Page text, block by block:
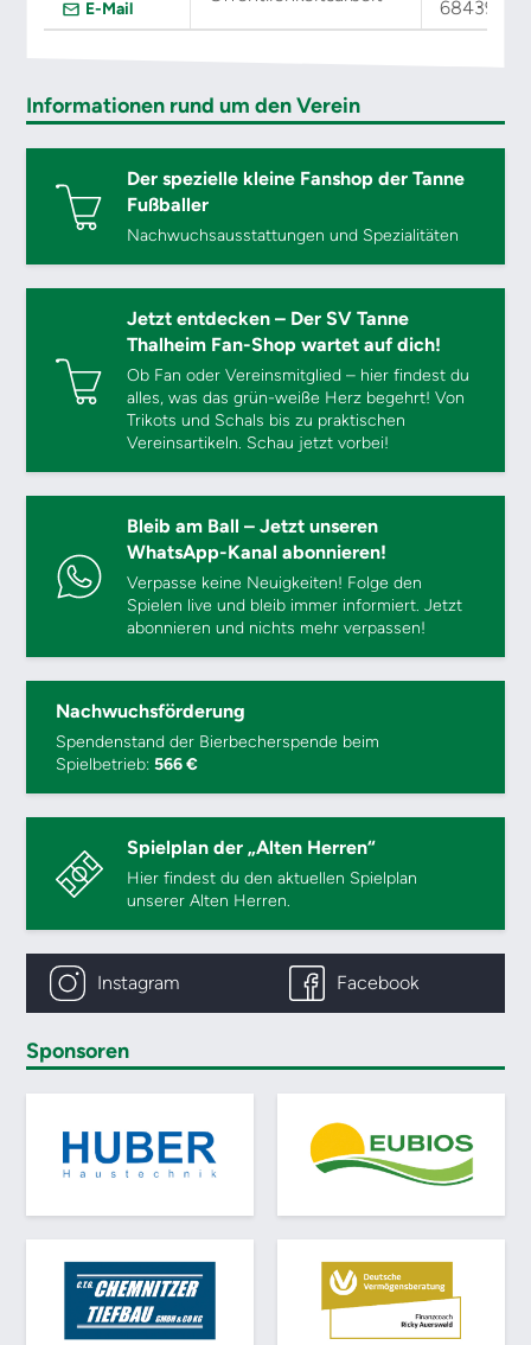
E-Mail
6843966
Informationen rund um den Verein
Der spezielle kleine Fanshop der Tanne
Fußballer
Nachwuchsausstattungen und Spezialitäten
Jetzt entdecken – Der SV Tanne
Thalheim Fan-Shop wartet auf dich!
Ob Fan oder Vereinsmitglied – hier findest du
alles, was das grün-weiße Herz begehrt! Von
Trikots und Schals bis zu praktischen
Vereinsartikeln. Schau jetzt vorbei!
Bleib am Ball – Jetzt unseren
WhatsApp-Kanal abonnieren!
Verpasse keine Neuigkeiten! Folge den
Spielen live und bleib immer informiert. Jetzt
abonnieren und nichts mehr verpassen!
Nachwuchsförderung
Spendenstand der Bierbecherspende beim
Spielbetrieb:566 €
Spielplan der „Alten Herren“
Hier findest du den aktuellen Spielplan
unserer Alten Herren.
Instagram Facebook
Sponsoren